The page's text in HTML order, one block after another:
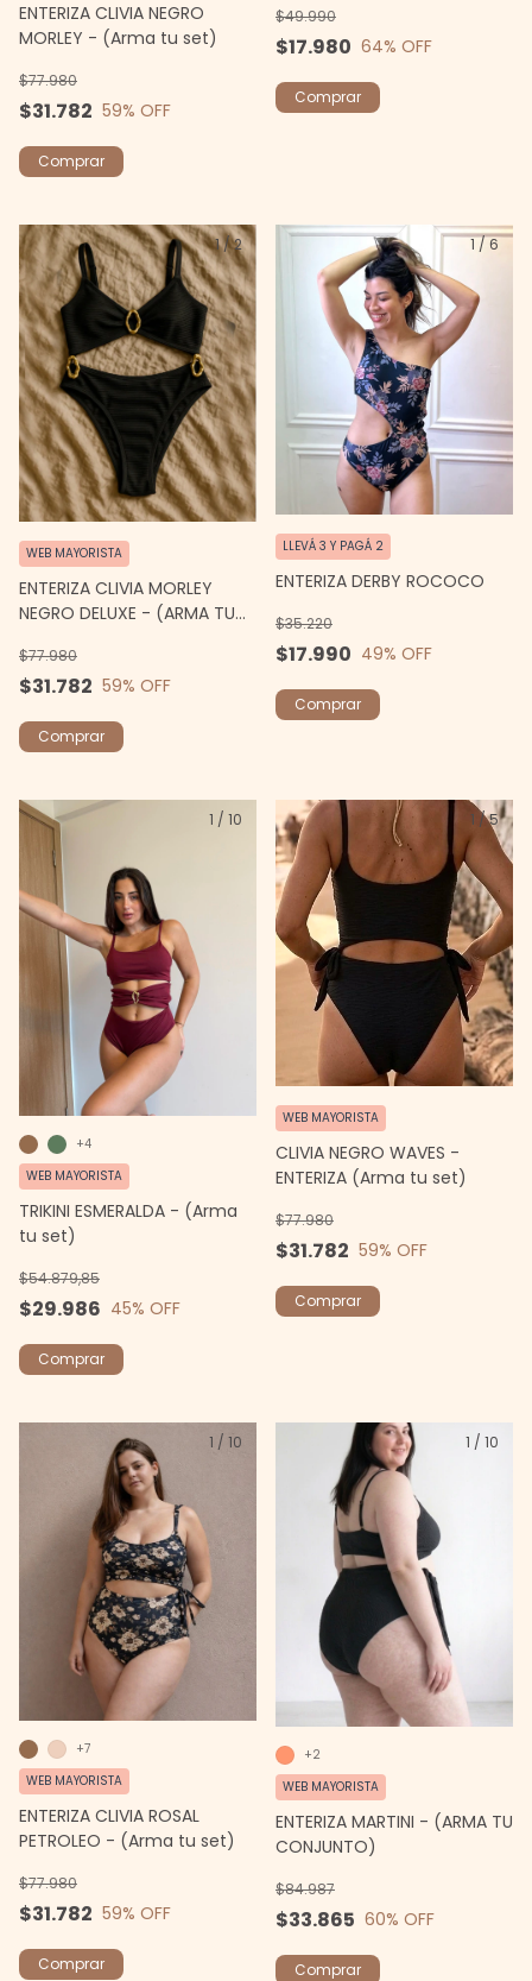
ENTERIZA CLIVIA NEGRO
MORLEY - (Arma tu set)
$31.782
$77.980
59% OFF
Comprar
$17.980
$49.990
64% OFF
Comprar
1/2
ENTERIZA CLIVIA MORLEY
NEGRO DELUXE - (ARMA TU
$31.782
$77.980
59% OFF
WEB MAYORISTA
Comprar
1/6
ENTERIZA DERBY ROCOCO
$17.990
$35.220
49% OFF
LLEVÁ 3 Y PAGÁ 2
Comprar
1 / 10
TRIKINI ESMERALDA - (Arma
tu set)
$29.986
$54.879,85
45% OFF
WEB MAYORISTA
+4
Comprar
1 /5
CLIVIA NEGRO WAVES -
ENTERIZA (Arma tu set)
$31.782
$77.980
59% OFF
WEB MAYORISTA
Comprar
1 / 10
ENTERIZA CLIVIA ROSAL
PETROLEO - (Arma tu set)
$31.782
$77.980
59% OFF
WEB MAYORISTA
+7
Comprar
1 / 10
ENTERIZA MARTINI - (ARMA TU
CONJUNTO)
$33.865
$84.987
60% OFF
WEB MAYORISTA
+2
Comprar